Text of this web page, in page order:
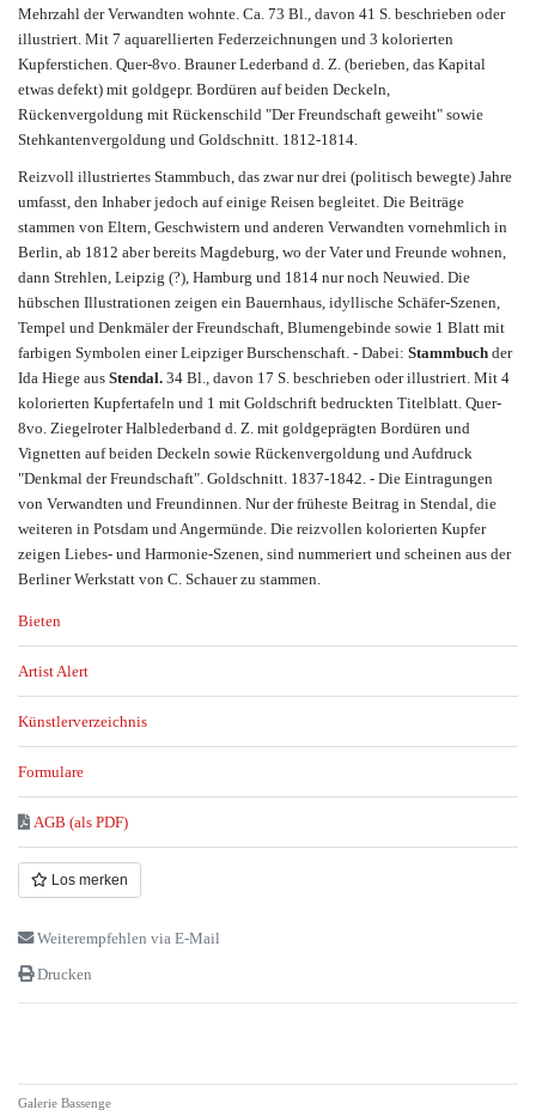
Mehrzahl der Verwandten wohnte. Ca. 73 Bl., davon 41 S. beschrieben oder
illustriert. Mit 7 aquarellierten Federzeichnungen und 3 kolorierten
Kupferstichen. Quer-8vo. Brauner Lederband d. Z. (berieben, das Kapital
etwas defekt) mit goldgepr. Bordüren auf beiden Deckeln,
Rückenvergoldung mit Rückenschild "Der Freundschaft geweiht" sowie
Stehkantenvergoldung und Goldschnitt. 1812-1814.
Reizvoll illustriertes Stammbuch, das zwar nur drei (politisch bewegte) Jahre
umfasst, den Inhaber jedoch auf einige Reisen begleitet. Die Beiträge
stammen von Eltern, Geschwistern und anderen Verwandten vornehmlich in
Berlin, ab 1812 aber bereits Magdeburg, wo der Vater und Freunde wohnen,
dann Strehlen, Leipzig (?), Hamburg und 1814 nur noch Neuwied. Die
hübschen Illustrationen zeigen ein Bauernhaus, idyllische Schäfer-Szenen,
Tempel und Denkmäler der Freundschaft, Blumengebinde sowie 1 Blatt mit
farbigen Symbolen einer Leipziger Burschenschaft. - Dabei: Stammbuch der
Ida Hiege aus Stendal. 34 Bl., davon 17 S. beschrieben oder illustriert. Mit 4
kolorierten Kupfertafeln und 1 mit Goldschrift bedruckten Titelblatt. Quer-
8vo. Ziegelroter Halblederband d. Z. mit goldgeprägten Bordüren und
Vignetten auf beiden Deckeln sowie Rückenvergoldung und Aufdruck
"Denkmal der Freundschaft". Goldschnitt. 1837-1842. - Die Eintragungen
von Verwandten und Freundinnen. Nur der früheste Beitrag in Stendal, die
weiteren in Potsdam und Angermünde. Die reizvollen kolorierten Kupfer
zeigen Liebes- und Harmonie-Szenen, sind nummeriert und scheinen aus der
Berliner Werkstatt von C. Schauer zu stammen.
Bieten
Artist Alert
Künstlerverzeichnis
Formulare
AGB (als PDF)
Los merken
Weiterempfehlen via E-Mail
Drucken
Galerie Bassenge